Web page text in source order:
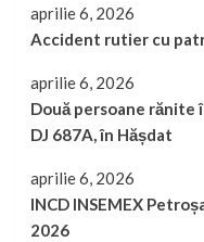
aprilie 6, 2026
Accident rutier cu
aprilie 6, 2026
Două persoane
DJ 687A, în Hășdat
aprilie 6, 2026
INCD INSEMEX
2026